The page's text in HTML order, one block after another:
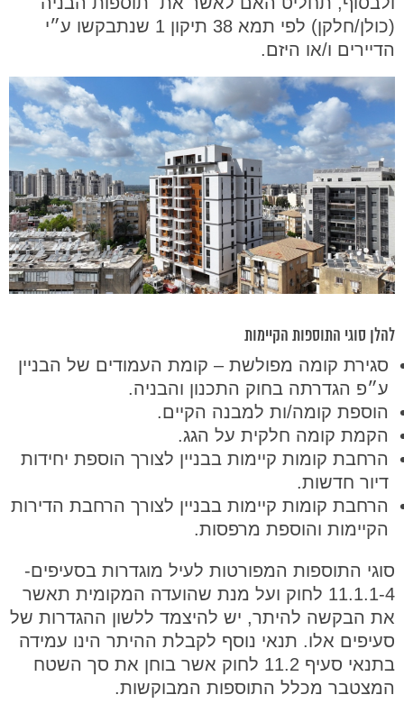
(כולן/חלקן) לפי תמא 38 תיקון 1 שנתבקשו ע״י
הדיירים ו/או היזם.
להלן סוגי התוספות הקיימות
סגירת קומה מפולשת – קומת העמודים של הבניין
ע״פ הגדרתה בחוק התכנון והבניה.
הוספת קומה/ות למבנה הקיים.
הקמת קומה חלקית על הגג.
הרחבת קומות קיימות בבניין לצורך הוספת יחידות
דיור חדשות.
הרחבת קומות קיימות בבניין לצורך הרחבת הדירות
הקיימות והוספת מרפסות.
סוגי התוספות המפורטות לעיל מוגדרות בסעיפים-
11.1.1-4 לחוק ועל מנת שהועדה המקומית תאשר
את הבקשה להיתר, יש להיצמד ללשון ההגדרות של
סעיפים אלו. תנאי נוסף לקבלת ההיתר הינו עמידה
בתנאי סעיף 11.2 לחוק אשר בוחן את סך השטח
המצטבר מכלל התוספות המבוקשות.